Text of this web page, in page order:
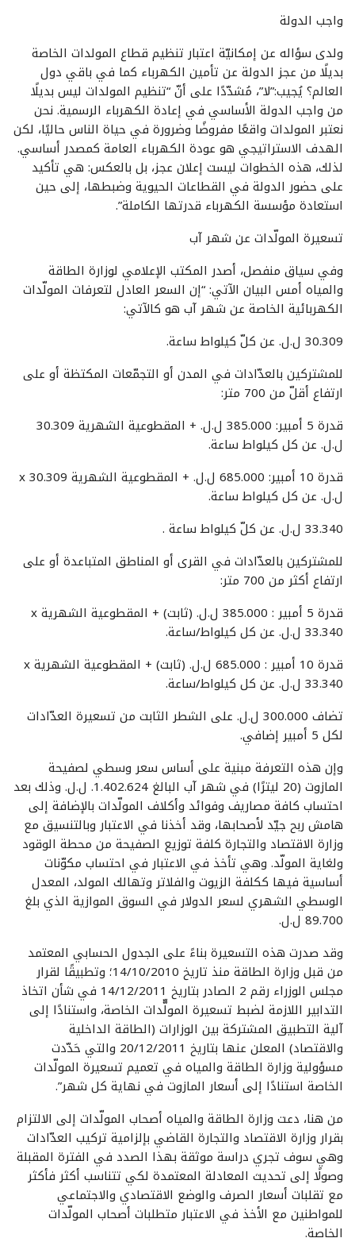
واجب الدولة
ولدى سؤاله عن إمكانيّة اعتبار تنظيم قطاع المولدات الخاصة
بديلًا من عجز الدولة عن تأمين الكهرباء كما في باقي دول
العالم؟ يُجيب:”لا”، مُشدّدًا على أنّ “تنظيم المولدات ليس بديلًا
من واجب الدولة الأساسي في إعادة الكهرباء الرسمية. نحن
نعتبر المولدات واقعًا مفروضًا وضرورة في حياة الناس حاليًا، لكن
الهدف الاستراتيجي هو عودة الكهرباء العامة كمصدر أساسي.
لذلك، هذه الخطوات ليست إعلان عجز، بل بالعكس: هي تأكيد
على حضور الدولة في القطاعات الحيوية وضبطها، إلى حين
استعادة مؤسسة الكهرباء قدرتها الكاملة”.
تسعيرة المولّدات عن شهر آب
وفي سياق منفصل، أصدر المكتب الإعلامي لوزارة الطاقة
والمياه أمس البيان الآتي: “إن السعر العادل لتعرفات المولّدات
الكهربائية الخاصة عن شهر آب هو كالآتي:
30.309 ل.ل. عن كلّ كيلواط ساعة.
للمشتركين بالعدّادات في المدن أو التجمّعات المكتظة أو على
ارتفاع أقلّ من 700 متر:
قدرة 5 أمبير: 385.000 ل.ل. + المقطوعية الشهرية 30.309
ل.ل. عن كل كيلواط ساعة.
قدرة 10 أمبير: 685.000 ل.ل. + المقطوعية الشهرية x 30.309
ل.ل. عن كل كيلواط ساعة.
33.340 ل.ل. عن كلّ كيلواط ساعة .
للمشتركين بالعدّادات في القرى أو المناطق المتباعدة أو على
ارتفاع أكثر من 700 متر:
قدرة 5 أمبير : 385.000 ل.ل. (ثابت) + المقطوعية الشهرية x
33.340 ل.ل. عن كل كيلواط/ساعة.
قدرة 10 أمبير : 685.000 ل.ل. (ثابت) + المقطوعية الشهرية x
33.340 ل.ل. عن كل كيلواط/ساعة.
تضاف 300.000 ل.ل. على الشطر الثابت من تسعيرة العدّادات
لكل 5 أمبير إضافي.
وإن هذه التعرفة مبنية على أساس سعر وسطي لصفيحة
المازوت (20 ليترًا) في شهر آب البالغ 1.402.624. ل.ل. وذلك بعد
احتساب كافة مصاريف وفوائد وأكلاف المولّدات بالإضافة إلى
هامش ربح جيّد لأصحابها، وقد أخذنا في الاعتبار وبالتنسيق مع
وزارة الاقتصاد والتجارة كلفة توزيع الصفيحة من محطة الوقود
ولغاية المولّد. وهي تأخذ في الاعتبار في احتساب مكوّنات
أساسية فيها ككلفة الزيوت والفلاتر وتهالك المولد، المعدل
الوسطي الشهري لسعر الدولار في السوق الموازية الذي بلغ
89.700 ل.ل.
وقد صدرت هذه التسعيرة بناءً على الجدول الحسابي المعتمد
من قبل وزارة الطاقة منذ تاريخ 14/10/2010؛ وتطبيقًا لقرار
مجلس الوزراء رقم 2 الصادر بتاريخ 14/12/2011 في شأن اتخاذ
التدابير اللازمة لضبط تسعيرة المولّّدات الخاصة، واستنادًا إلى
آلية التطبيق المشتركة بين الوزارات (الطاقة الداخلية
والاقتصاد) المعلن عنها بتاريخ 20/12/2011 والتي حَدّدت
مسؤولية وزارة الطاقة والمياه في تعميم تسعيرة المولّدات
الخاصة استنادًا إلى أسعار المازوت في نهاية كل شهر”.
من هنا، دعت وزارة الطاقة والمياه أصحاب المولّدات إلى الالتزام
بقرار وزارة الاقتصاد والتجارة القاضي بإلزامية تركيب العدّادات
وهي سوف تجري دراسة موثقة بهذا الصدد في الفترة المقبلة
وصولًا إلى تحديث المعادلة المعتمدة لكي تتناسب أكثر فأكثر
مع تقلبات أسعار الصرف والوضع الاقتصادي والاجتماعي
للمواطنين مع الأخذ في الاعتبار متطلبات أصحاب المولّدات
الخاصة.